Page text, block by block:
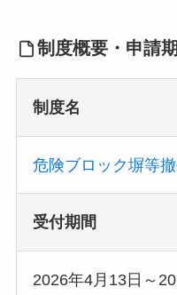
制度概要・申請
制度名
危険ブロック塀等
受付期間
2026年4月13日～